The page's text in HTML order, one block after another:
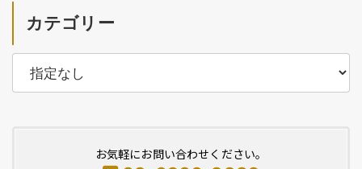
カテゴリー
お気軽にお問い合わせください。